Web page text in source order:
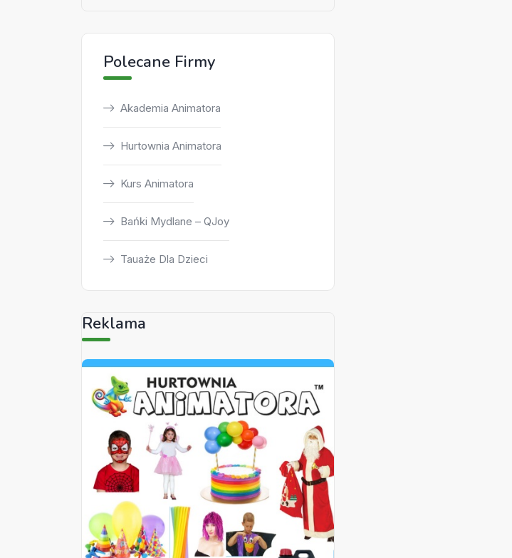
Polecane Firmy
Akademia Animatora
Hurtownia Animatora
Kurs Animatora
Bańki Mydlane – QJoy
Tauaże Dla Dzieci
Reklama